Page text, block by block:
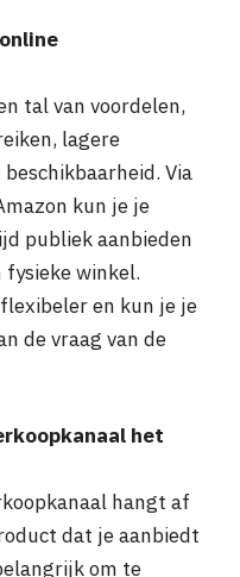
tal van voordelen,
lagere
Via
kun je je
publiek aanbieden
fysieke winkel.
en kun je je
de vraag van de
het
hangt af
dat je aanbiedt
om te